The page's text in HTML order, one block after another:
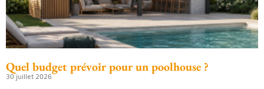
Quel budget prévoir pour un poolhouse ?
30 juillet 2026